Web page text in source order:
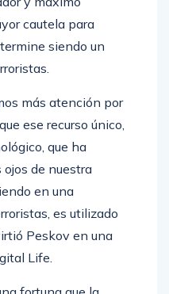
cautela para
siendo un
más atención por
ese recurso único,
que ha
de nuestra
en una
es utilizado
Peskov en una
Life.